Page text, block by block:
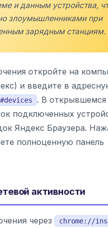
и данным устройства,
злоумышленниками при
зарядным станциям.
откройте на
и введите в
. В открывшемся
подключенных
Яндекс Браузера.
полноценную панель
активности
через chrome://